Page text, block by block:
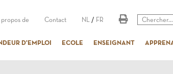
de Contact NL / FR
D'EMPLOI ECOLE ENSEIGNANT